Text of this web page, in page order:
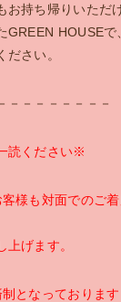
お持ち帰りいただ
GREEN HOUSEで
さい。
－－－－－－－－
読ください※
様も対面でのご
上げます。
となっておりま